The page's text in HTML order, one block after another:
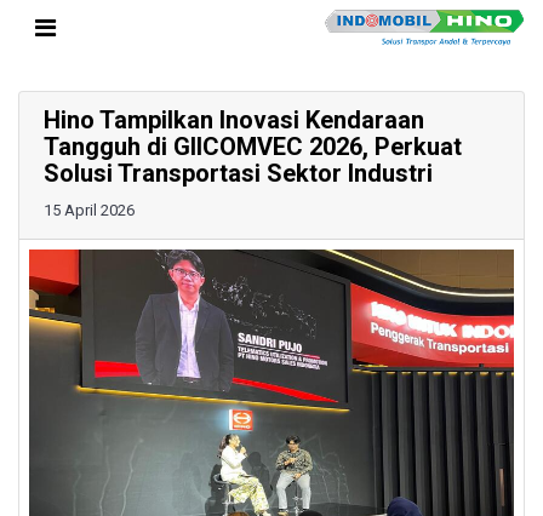
Hino Tampilkan Inovasi Kendaraan
Tangguh di GIICOMVEC 2026, Perkuat
Solusi Transportasi Sektor Industri
15 April 2026